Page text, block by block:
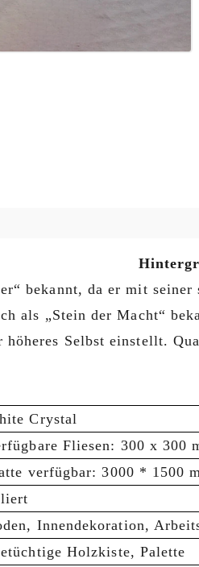
bekannt, da er mit
als „Stein der Macht“
Selbst einstellt.
Crystal
Fliesen: 300 x 300
verfügbar: 3000 * 1500
Innendekoration,
Holzkiste, Palette